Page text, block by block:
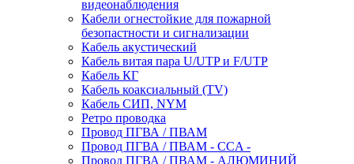
видеонаблюдения
Кабели огнестойкие для пожарной
безопастности и сигнализации
Кабель акустический
Кабель витая пара U/UTP и F/UTP
Кабель КГ
Кабель коаксиальный (TV)
Кабель СИП, NYM
Ретро проводка
Провод ПГВА / ПВАМ
Провод ПГВА / ПВАМ - CCA -
Провод ПГВА / ПВАМ - АЛЮМИНИЙ